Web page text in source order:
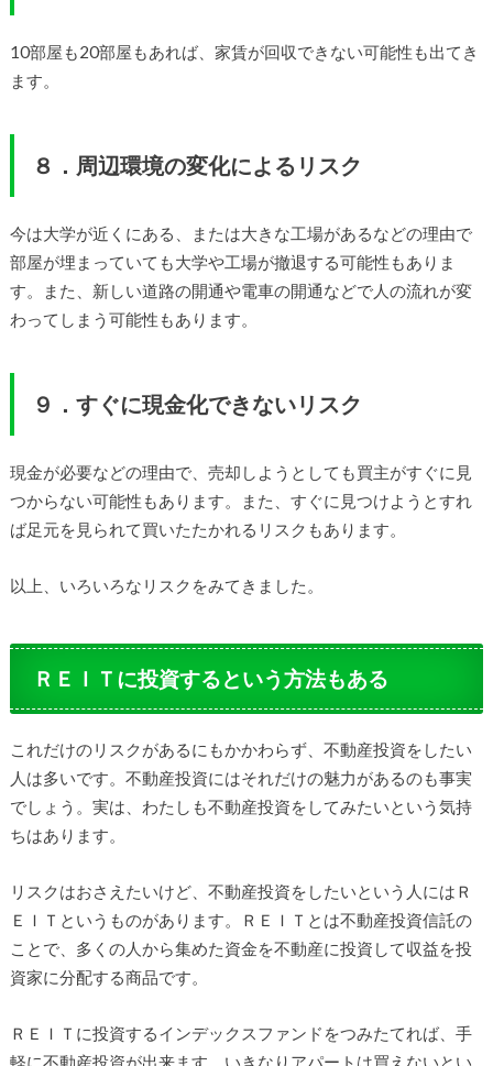
10部屋も20部屋もあれば、家賃が回収できない可能性も出てき
ます。
８．周辺環境の変化によるリスク
今は大学が近くにある、または大きな工場があるなどの理由で
部屋が埋まっていても大学や工場が撤退する可能性もありま
す。また、新しい道路の開通や電車の開通などで人の流れが変
わってしまう可能性もあります。
９．すぐに現金化できないリスク
現金が必要などの理由で、売却しようとしても買主がすぐに見
つからない可能性もあります。また、すぐに見つけようとすれ
ば足元を見られて買いたたかれるリスクもあります。
以上、いろいろなリスクをみてきました。
ＲＥＩＴに投資するという方法もある
これだけのリスクがあるにもかかわらず、不動産投資をしたい
人は多いです。不動産投資にはそれだけの魅力があるのも事実
でしょう。実は、わたしも不動産投資をしてみたいという気持
ちはあります。
リスクはおさえたいけど、不動産投資をしたいという人にはＲ
ＥＩＴというものがあります。ＲＥＩＴとは不動産投資信託の
ことで、多くの人から集めた資金を不動産に投資して収益を投
資家に分配する商品です。
ＲＥＩＴに投資するインデックスファンドをつみたてれば、手
軽に不動産投資が出来ます。いきなりアパートは買えないとい